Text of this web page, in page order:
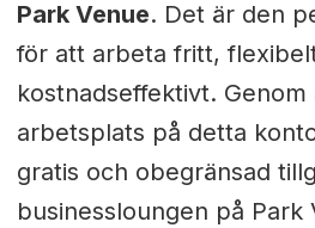
Park Venue. Det är den
för att arbeta fritt,
kostnadseffektivt.
arbetsplats på detta
gratis och obegränsad
businessloungen på Park